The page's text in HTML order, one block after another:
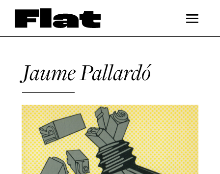
Jaume Pallardó